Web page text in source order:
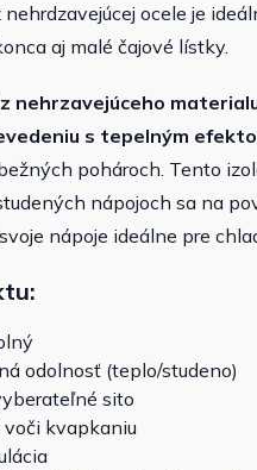
ocele je
aj malé čajové lístky.
nehrzavejúceho
s tepelným
pohároch. Tento
nápojoch sa na
nápoje ideálne pre
odolnosť (teplo/studeno)
sito
kvapkaniu